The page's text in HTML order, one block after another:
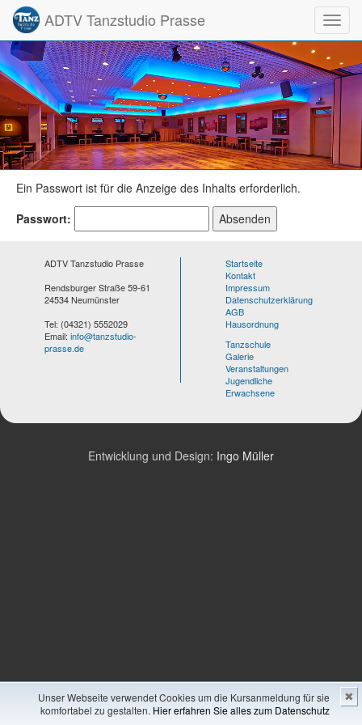
ADTV Tanzstudio Prasse
Ein Passwort ist für die Anzeige des Inhalts erforderlich.
Passwort:
ADTV Tanzstudio Prasse
Rendsburger Straße 59-61
24534 Neumünster
Tel: (04321) 5552029
Email: info@tanzstudio-
prasse.de
Startseite
Kontakt
Impressum
Datenschutzerklärung
AGB
Hausordnung
Tanzschule
Galerie
Veranstaltungen
Jugendliche
Erwachsene
Entwicklung und Design: Ingo Müller
Unser Webseite verwendet Cookies um die Kursanmeldung für sie
komfortabel zu gestalten. Hier erfahren Sie alles zum Datenschutz
✖